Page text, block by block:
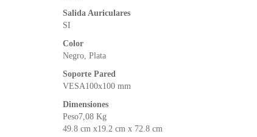
Salida Auriculares
SI
Color
Negro, Plata
Soporte Pared
VESA100x100 mm
Dimensiones
Peso7,08 Kg
49.8 cm x19.2 cm x 72.8 cm